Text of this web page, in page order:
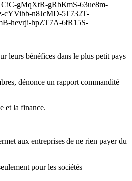
gMqXtR-gRbKmS-63ue8m-
cYVibb-n8JcMD-5T732T-
hevrji-hpZT7A-6fR15S-
leurs bénéfices dans le plus petit pays
dénonce un rapport commandité
et la finance.
aux entreprises de ne rien payer du
pour les sociétés